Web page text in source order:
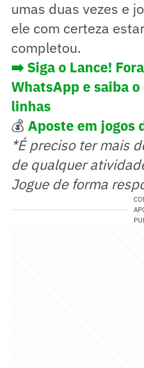
umas duas vezes e
ele com certeza
completou.
➡️ Siga o Lance!
WhatsApp e saiba
linhas
💰 Aposte em jogos
*É preciso ter mais
de qualquer
Jogue de forma